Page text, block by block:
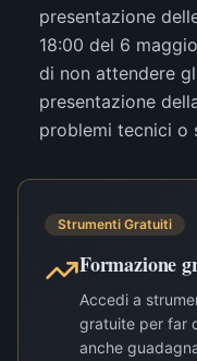
presentazione
18:00 del 6
di non attendere
presentazione
problemi tecnici o
Strumenti Gratuiti
Formazione
Accedi a
gratuite per far
anche